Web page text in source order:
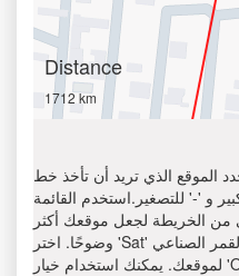
Distance
1712 km
الموقع الذي تريد أن تأخذ خط
و '-' للتصغير.استخدم القائمة
من الخريطة لجعل موقعك أكثر
وضوحًا. اختر 'Sat' من هنا للحصول على صورة القمر الصناعي